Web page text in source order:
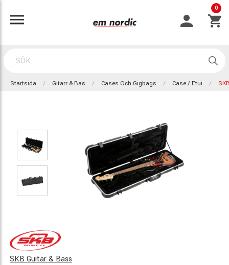
0
Startsida Gitarr & Bas Cases Och Gigbags Case / Etui
SKB Guitar & Bass